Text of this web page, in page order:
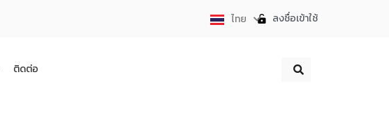
ไทย
English ลงชื่อเข้าใช้
ติดต่อ